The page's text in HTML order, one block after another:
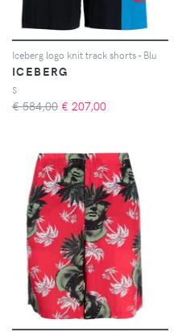
Iceberg logo knit track shorts - Blu
ICEBERG
S
€ 584,00 € 207,00